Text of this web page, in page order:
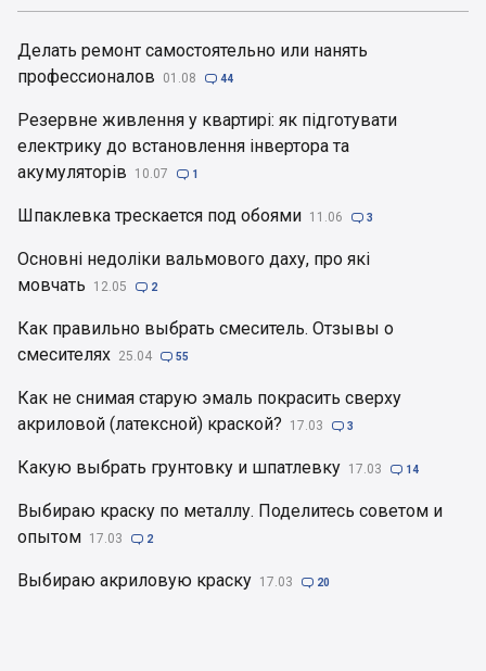
Делать ремонт самостоятельно или нанять
профессионалов
01.08  44
Резервне живлення у квартирі: як підготувати
електрику до встановлення інвертора та
акумуляторів
10.07  1
Шпаклевка трескается под обоями 11.06  3
Основні недоліки вальмового даху, про які
мовчать
12.05  2
Как правильно выбрать смеситель. Отзывы о
смесителях 25.04  55
Как не снимая старую эмаль покрасить сверху
акриловой (латексной) краской?
17.03  3
Какую выбрать грунтовку и шпатлевку 17.03  14
Выбираю краску по металлу. Поделитесь советом и
опытом 17.03  2
Выбираю акриловую краску 17.03  20